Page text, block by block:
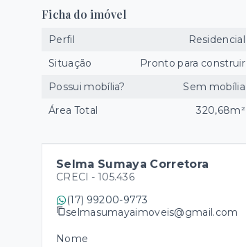
Ficha do imóvel
Perfil
Residencial
Situação
Pronto para construir
Possui mobília?
Sem mobília
Área Total
320,68m²
Selma Sumaya Corretora
CRECI - 105.436
(17) 99200-9773
selmasumayaimoveis@gmail.com
Nome